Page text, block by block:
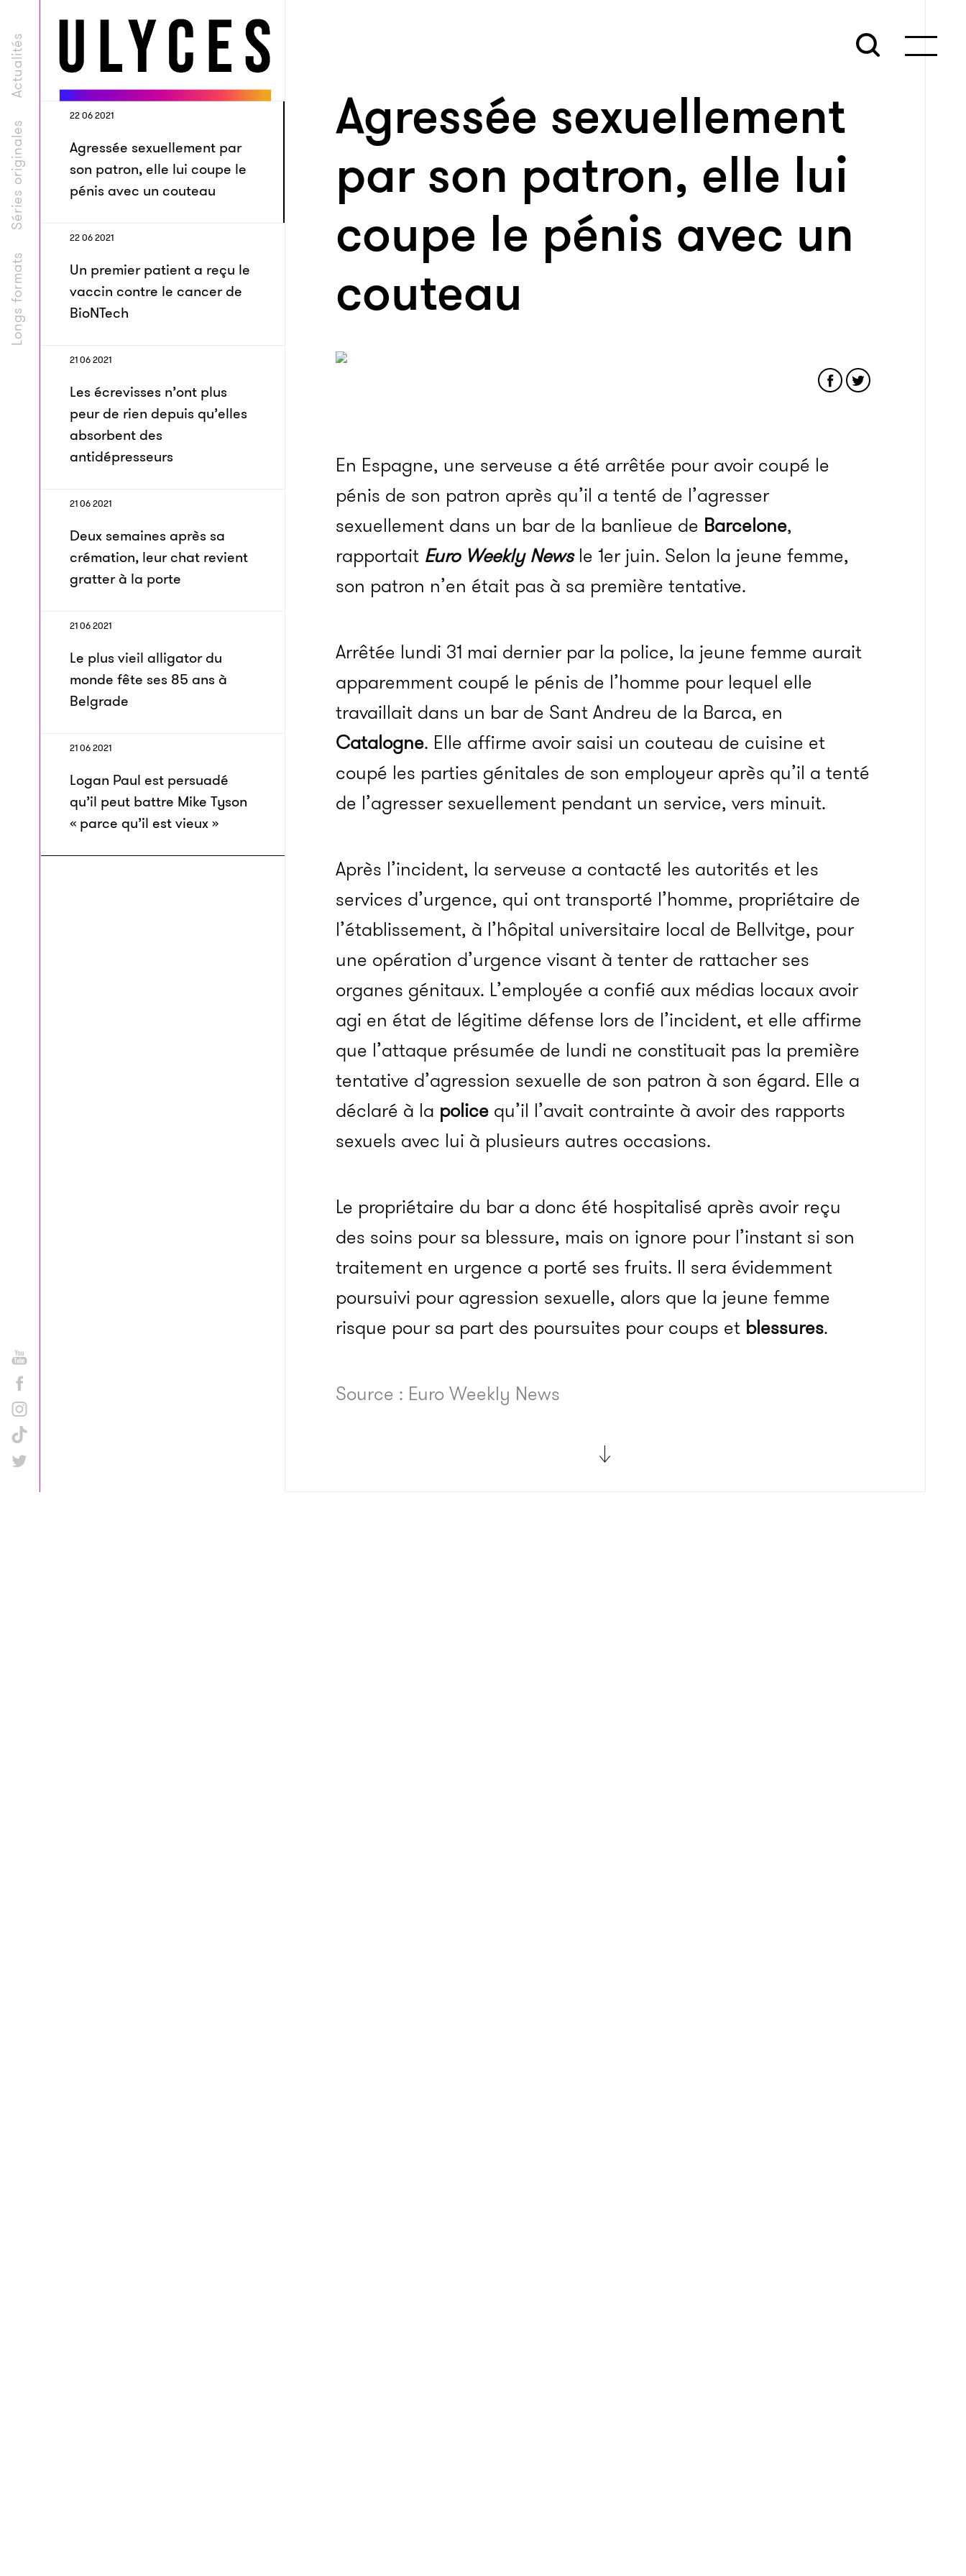
Longs formats
Séries originales
Actualités
22 06 2021
Agressée sexuellement par
son patron, elle lui coupe le
pénis avec un couteau
22 06 2021
Un premier patient a reçu le
vaccin contre le cancer de
BioNTech
21 06 2021
Les écrevisses n’ont plus
peur de rien depuis qu’elles
absorbent des
antidépresseurs
21 06 2021
Deux semaines après sa
crémation, leur chat revient
gratter à la porte
21 06 2021
Le plus vieil alligator du
monde fête ses 85 ans à
Belgrade
21 06 2021
Logan Paul est persuadé
qu’il peut battre Mike Tyson
« parce qu’il est vieux »
Agressée sexuellement
par son patron, elle lui
coupe le pénis avec un
couteau
En Espagne, une serveuse a été arrêtée pour avoir coupé le
pénis de son patron après qu’il a tenté de l’agresser
sexuellement dans un bar de la banlieue de Barcelone,
rapportait Euro Weekly Newsle 1er juin. Selon la jeune femme,
son patron n’en était pas à sa première tentative.
Arrêtée lundi 31 mai dernier par la police, la jeune femme aurait
apparemment coupé le pénis de l’homme pour lequel elle
travaillait dans un bar de Sant Andreu de la Barca, en
Catalogne. Elle affirme avoir saisi un couteau de cuisine et
coupé les parties génitales de son employeur après qu’il a tenté
de l’agresser sexuellement pendant un service, vers minuit.
Après l’incident, la serveuse a contacté les autorités et les
services d’urgence, qui ont transporté l’homme, propriétaire de
l’établissement, à l’hôpital universitaire local de Bellvitge, pour
une opération d’urgence visant à tenter de rattacher ses
organes génitaux. L’employée a confié aux médias locaux avoir
agi en état de légitime défense lors de l’incident, et elle affirme
que l’attaque présumée de lundi ne constituait pas la première
tentative d’agression sexuelle de son patron à son égard. Elle a
déclaré à la police qu’il l’avait contrainte à avoir des rapports
sexuels avec lui à plusieurs autres occasions.
Le propriétaire du bar a donc été hospitalisé après avoir reçu
des soins pour sa blessure, mais on ignore pour l’instant si son
traitement en urgence a porté ses fruits. Il sera évidemment
poursuivi pour agression sexuelle, alors que la jeune femme
risque pour sa part des poursuites pour coups et blessures.
Source : Euro Weekly News